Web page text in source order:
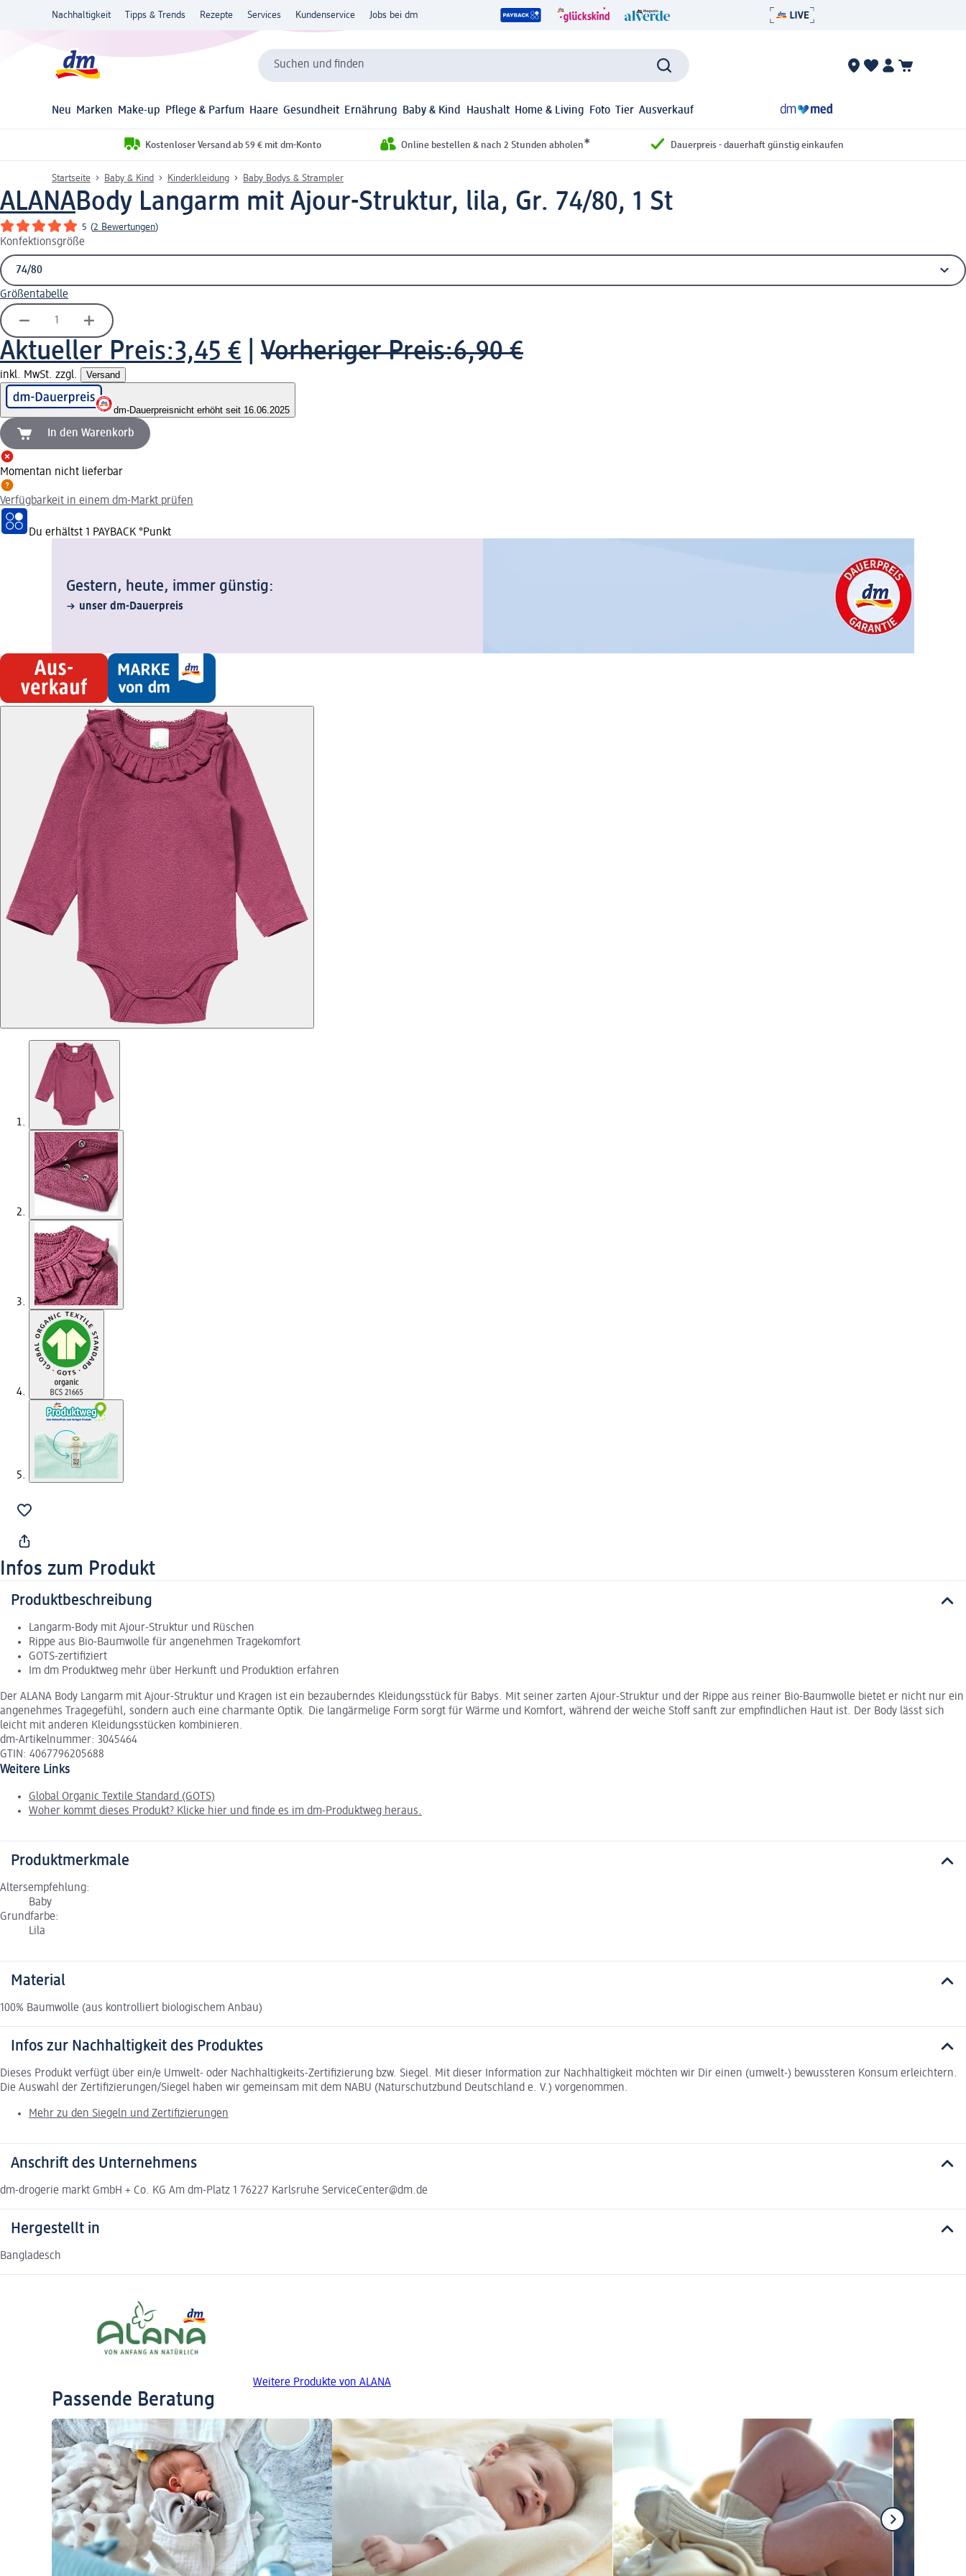
Nachhaltigkeit Tipps & Trends Rezepte Services Kundenservice Jobs bei dm
Suchen und finden
Neu Marken Make-up Pflege & Parfum Haare Gesundheit Ernährung Baby & Kind Haushalt Home & Living Foto Tier Ausverkauf
Kostenloser Versand ab 59 € mit dm-Konto Online bestellen & nach 2 Stunden abholen* Dauerpreis - dauerhaft günstig einkaufen
Startseite Baby & Kind Kinderkleidung Baby Bodys & Strampler
ALANABody Langarm mit Ajour-Struktur, lila, Gr. 74/80, 1 St
5 (2 Bewertungen)
Konfektionsgröße
Größentabelle
Aktueller Preis:3,45 € Vorheriger Preis:6,90 €
inkl. MwSt. zzgl. Versand
dm-Dauerpreisnicht erhöht seit 16.06.2025
In den Warenkorb
Momentan nicht lieferbar
Verfügbarkeit in einem dm-Markt prüfen
Du erhältst 1 PAYBACK °Punkt
Gestern, heute, immer günstig:
unser dm-Dauerpreis
Infos zum Produkt
Produktbeschreibung
Langarm-Body mit Ajour-Struktur und Rüschen
Rippe aus Bio-Baumwolle für angenehmen Tragekomfort
GOTS-zertifiziert
Im dm Produktweg mehr über Herkunft und Produktion erfahren
Der ALANA Body Langarm mit Ajour-Struktur und Kragen ist ein bezauberndes Kleidungsstück für Babys. Mit seiner zarten Ajour-Struktur und der Rippe aus reiner Bio-Baumwolle bietet er nicht nur ein
angenehmes Tragegefühl, sondern auch eine charmante Optik. Die langärmelige Form sorgt für Wärme und Komfort, während der weiche Stoff sanft zur empfindlichen Haut ist. Der Body lässt sich
leicht mit anderen Kleidungsstücken kombinieren.
dm-Artikelnummer: 3045464
GTIN: 4067796205688
Weitere Links
Global Organic Textile Standard (GOTS)
Woher kommt dieses Produkt? Klicke hier und finde es im dm-Produktweg heraus.
Produktmerkmale
Altersempfehlung:
Baby
Grundfarbe:
Lila
Material
100% Baumwolle (aus kontrolliert biologischem Anbau)
Infos zur Nachhaltigkeit des Produktes
Dieses Produkt verfügt über ein/e Umwelt- oder Nachhaltigkeits-Zertifizierung bzw. Siegel. Mit dieser Information zur Nachhaltigkeit möchten wir Dir einen (umwelt-) bewussteren Konsum erleichtern.
Die Auswahl der Zertifizierungen/Siegel haben wir gemeinsam mit dem NABU (Naturschutzbund Deutschland e. V.) vorgenommen.
Mehr zu den Siegeln und Zertifizierungen
Anschrift des Unternehmens
dm-drogerie markt GmbH + Co. KG Am dm-Platz 1 76227 Karlsruhe ServiceCenter@dm.de
Hergestellt in
Bangladesch
Weitere Produkte von ALANA
Passende Beratung